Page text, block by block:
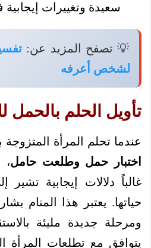
سعيدة وتغييرات
💡 تصفح المزيد عن:
لشخص أعرفه
تأويل الحلم بالحمل
عندما تحلم المرأة المتزوجة
اختبار حمل وطلعت حامل،
غالباً دلالات إيجابية تشير
حياتها. يعتبر هذا المنام
ومرحلة جديدة مليئة
يتوافق مع تطلعات المرأة